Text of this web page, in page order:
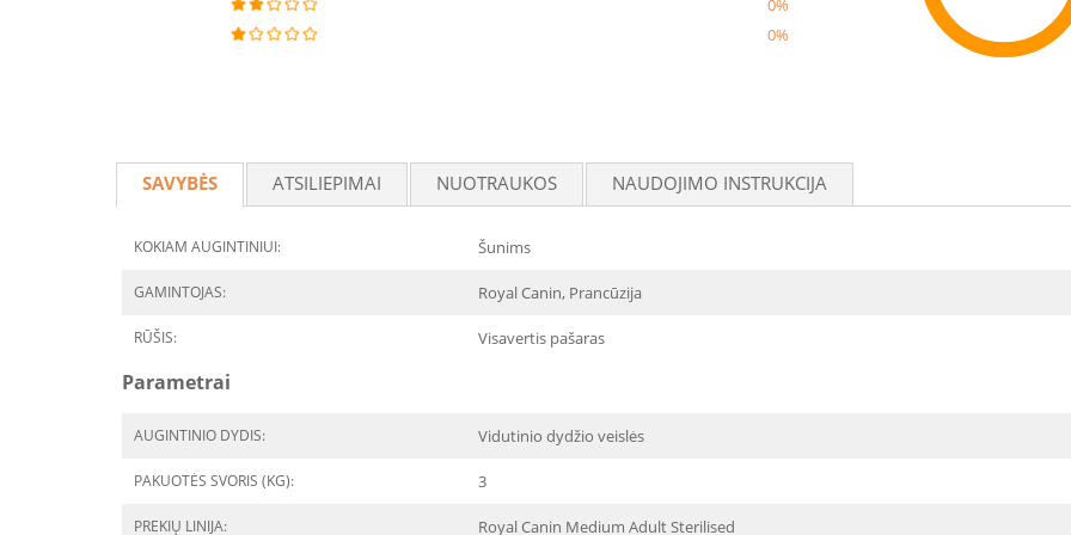
0%
0%
SAVYBĖS ATSILIEPIMAI NUOTRAUKOS NAUDOJIMO INSTRUKCIJA
KOKIAM AUGINTINIUI: Šunims
GAMINTOJAS: Royal Canin, Prancūzija
RŪŠIS: Visavertis pašaras
Parametrai
AUGINTINIO DYDIS: Vidutinio dydžio veislės
PAKUOTĖS SVORIS (KG): 3
PREKIŲ LINIJA: Royal Canin Medium Adult Sterilised